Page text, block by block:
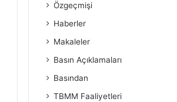
Özgeçmişi
Haberler
Makaleler
Basın Açıklamaları
Basından
TBMM Faaliyetleri